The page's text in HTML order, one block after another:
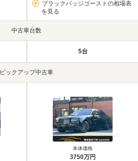
ブラックバッジゴーストの相場表
を見る
中古車台数
5台
ピックアップ中古車
本体価格
3750万円